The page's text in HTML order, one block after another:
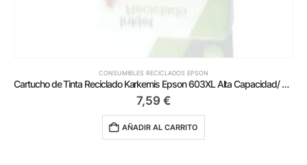
CONSUMIBLES RECICLADOS EPSON
Cartucho de Tinta Reciclado Karkemis Epson 603XL Alta Capacidad/ Negro
7,59 €
AÑADIR AL CARRITO